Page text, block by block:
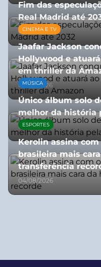
Fim das
Real Madrid até
06/08/2026
CINEMA E TV
Jaafar Jackson
Hollywood e
em thriller da
06/08/2026
MÚSICA
Único álbum solo
melhor da história
06/08/2026
ESPORTES
Kerolin assina
brasileira mais
transferência
04/08/2026